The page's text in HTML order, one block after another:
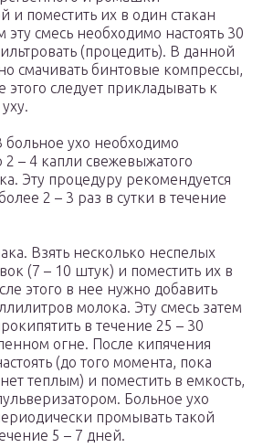
и поместить их в один стакан
эту смесь необходимо настоять 30
(процедить). В данной
смачивать бинтовые компрессы,
этого следует прикладывать к
ухо необходимо
2 – 4 капли свежевыжатого
Эту процедуру рекомендуется
2 – 3 раз в сутки в течение
Взять несколько неспелых
(7 – 10 штук) и поместить их в
этого в нее нужно добавить
молока. Эту смесь затем
в течение 25 – 30
огне. После кипячения
(до того момента, пока
теплым) и поместить в емкость,
Больное ухо
промывать такой
5 – 7 дней.